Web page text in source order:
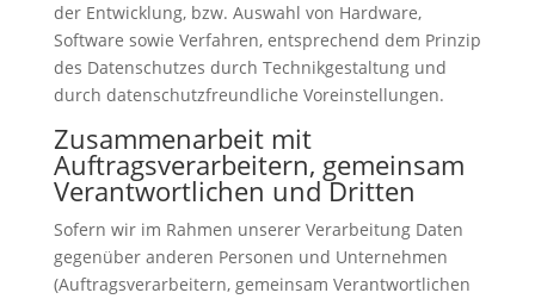
der Entwicklung, bzw. Auswahl von Hardware,
Software sowie Verfahren, entsprechend dem Prinzip
des Datenschutzes durch Technikgestaltung und
durch datenschutzfreundliche Voreinstellungen.
Zusammenarbeit mit
Auftragsverarbeitern, gemeinsam
Verantwortlichen und Dritten
Sofern wir im Rahmen unserer Verarbeitung Daten
gegenüber anderen Personen und Unternehmen
(Auftragsverarbeitern, gemeinsam Verantwortlichen